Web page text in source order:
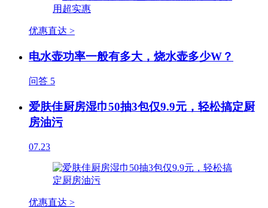
优惠直达 >
电水壶功率一般有多大，烧水壶多少W？
问答 5
爱肤佳厨房湿巾50抽3包仅9.9元，轻松搞定厨
房油污
07.23
优惠直达 >